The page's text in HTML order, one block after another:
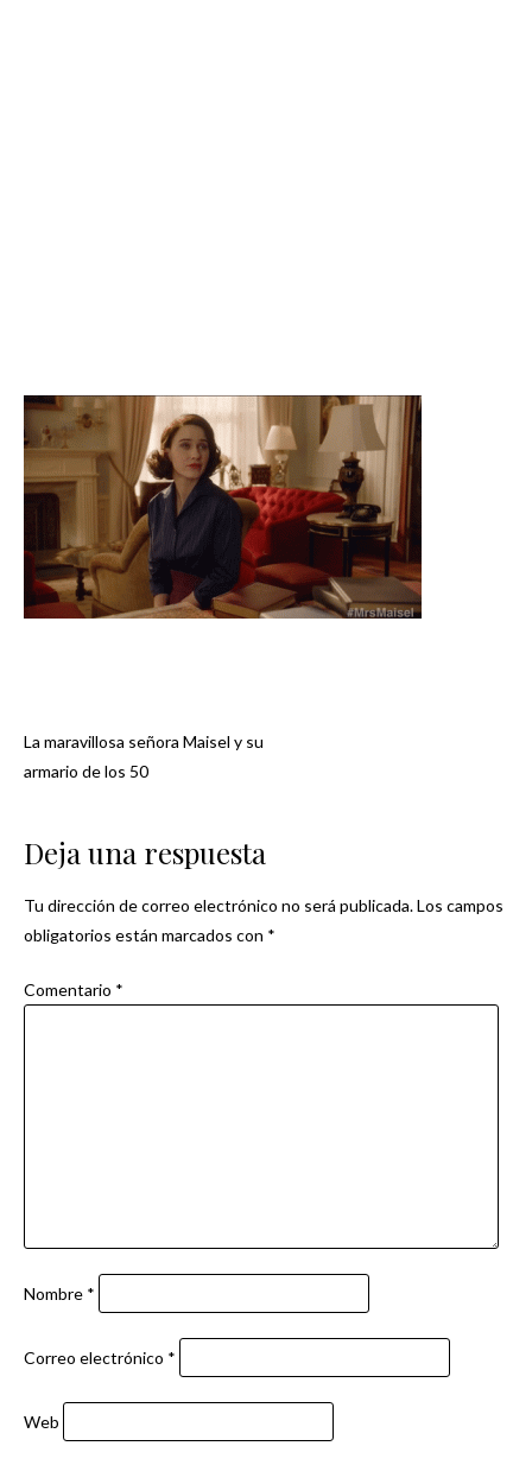
Navegación
La maravillosa señora Maisel y su
armario de los 50
Deja una respuesta
Tu dirección de correo electrónico no será publicada.Los campos
obligatorios están marcados con *
Comentario *
Nombre *
Correo electrónico *
Web